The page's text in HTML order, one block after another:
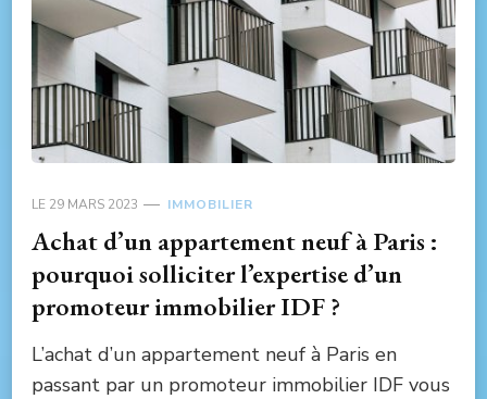
LE 29 MARS 2023 IMMOBILIER
Achat d’un appartement neuf à Paris :
pourquoi solliciter l’expertise d’un
promoteur immobilier IDF ?
L’achat d’un appartement neuf à Paris en
passant par un promoteur immobilier IDF vous